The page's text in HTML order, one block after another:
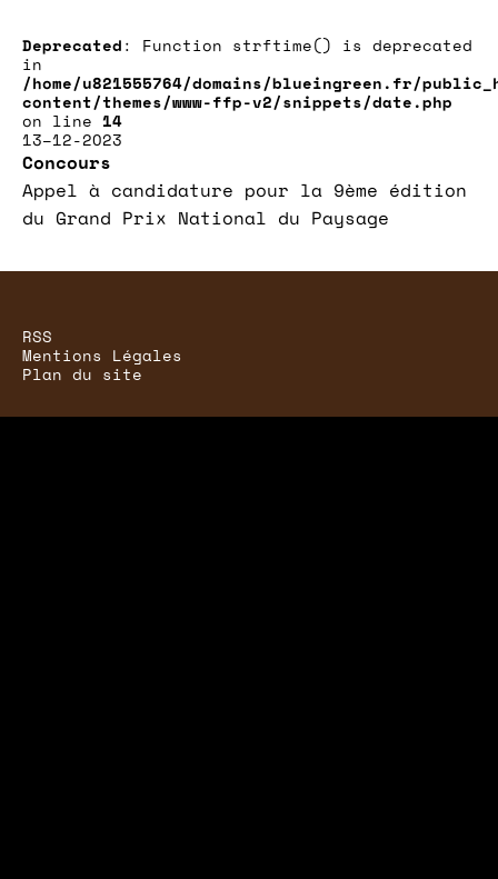
Deprecated: Function strftime() is deprecated
in
/home/u821555764/domains/blueingreen.fr/
content/themes/www-ffp-v2/snippets/date.php
on line 14
13–12-2023
Concours
Appel à candidature pour la 9ème édition
du Grand Prix National du Paysage
RSS
Mentions Légales
Plan du site